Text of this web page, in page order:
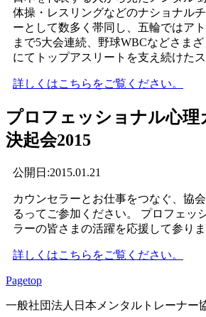
体操・レスリングなどのナショナル
ーとして数多く帯同し、五輪ではア
まで5大会連続、野球WBCなどさま
にてトップアスリートを支え続けた
詳しくはこちらをご覧ください。
プロフェッショナル心理
決起会2015
公開日:2015.01.21
カウンセラーとお仕事をつなぐ、協
るってご参加ください。 プロフェッ
ラーの皆さまの活躍を応援して参りま
詳しくはこちらをご覧ください。
Pagetop
一般社団法人日本メンタルトレーナー